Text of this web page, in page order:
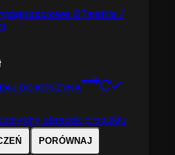
GTmetrix /
DO KOSZYKA
PORÓWNAJ